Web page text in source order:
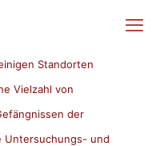
Standorten
Vielzahl von
der
Untersuchungs- und